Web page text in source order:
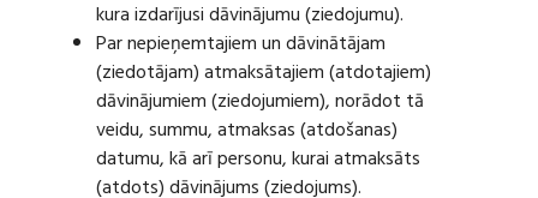
kura izdarījusi dāvinājumu (ziedojumu).
Par nepieņemtajiem un dāvinātājam
(ziedotājam) atmaksātajiem (atdotajiem)
dāvinājumiem (ziedojumiem), norādot tā
veidu, summu, atmaksas (atdošanas)
datumu, kā arī personu, kurai atmaksāts
(atdots) dāvinājums (ziedojums).